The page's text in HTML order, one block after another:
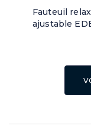
Fauteuil
ajustable